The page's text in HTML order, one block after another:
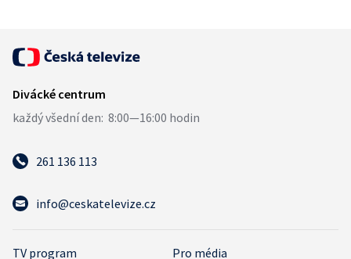
261 136 113
info@ceskatelevize.cz
TV program Pro média